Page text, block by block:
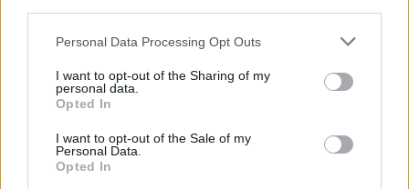
Personal Data Processing Opt Outs
I want to opt-out of the Sharing of my
personal data.
Opted In
I want to opt-out of the Sale of my
Personal Data.
Opted In
potvrdené, že inzerát bol umiestnený online z ich
internetového pripojenia, dodajúc, že ho využívajú aj iní
Podozrivý pár žije v Nemecku asi rok. Muž a žena sú vo
veku od 20 do 28 rokov a fotografia korešponduje s ich
dcérou. Dieťa bolo zverené úradu zaoberajúcemu sa